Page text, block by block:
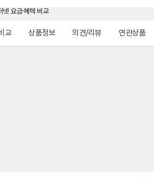
교 상품정보 의견/리뷰 연관상품